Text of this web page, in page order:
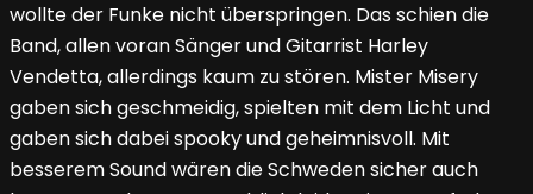
wollte der Funke nicht überspringen. Das schien die
Band, allen voran Sänger und Gitarrist Harley
Vendetta, allerdings kaum zu stören. Mister Misery
gaben sich geschmeidig, spielten mit dem Licht und
gaben sich dabei spooky und geheimnisvoll. Mit
besserem Sound wären die Schweden sicher auch